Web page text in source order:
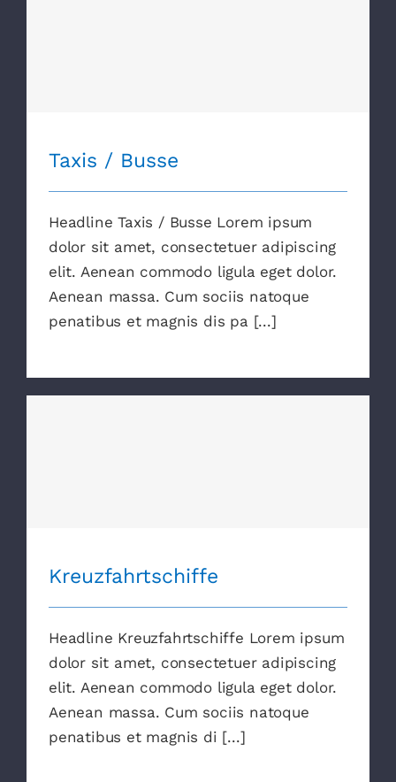
Taxis / Busse
Headline Taxis / Busse Lorem ipsum
dolor sit amet, consectetuer adipiscing
elit. Aenean commodo ligula eget dolor.
Aenean massa. Cum sociis natoque
penatibus et magnis dis pa [...]
Kreuzfahrtschiffe
Headline Kreuzfahrtschiffe Lorem ipsum
dolor sit amet, consectetuer adipiscing
elit. Aenean commodo ligula eget dolor.
Aenean massa. Cum sociis natoque
penatibus et magnis di [...]